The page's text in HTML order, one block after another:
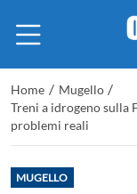
Home / Mugello /
Treni a idrogeno sulla
problemi reali
MUGELLO